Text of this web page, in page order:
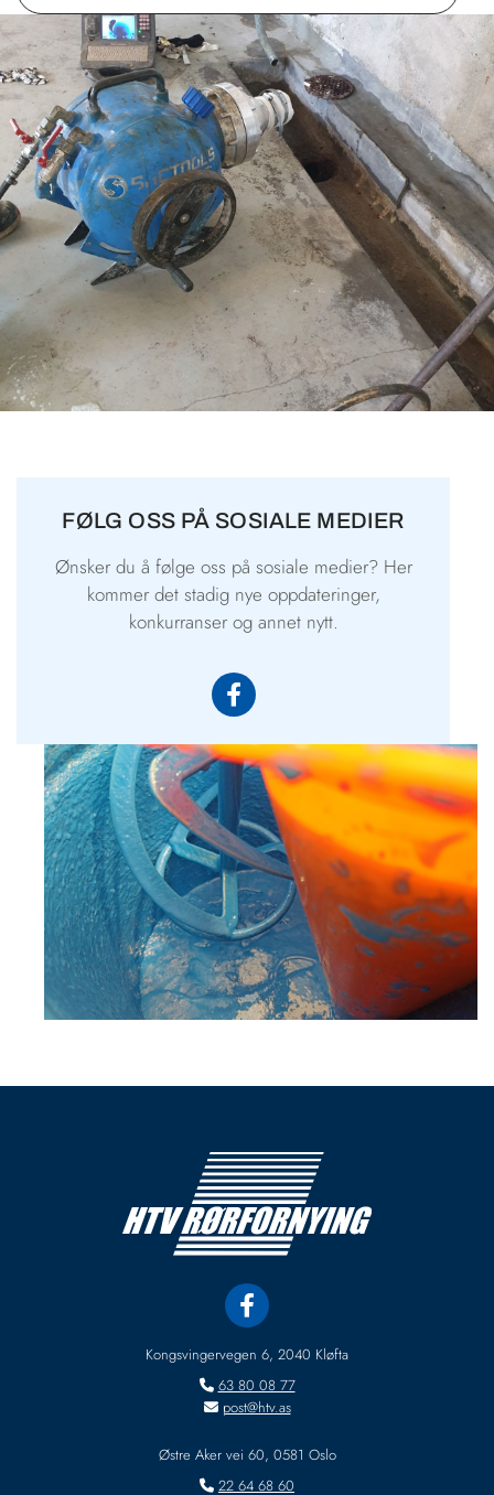
FØLG OSS PÅ SOSIALE MEDIER
Ønsker du å følge oss på sosiale medier? Her
kommer det stadig nye oppdateringer,
konkurranser og annet nytt.
Kongsvingervegen 6, 2040 Kløfta
 63 80 08 77
 post@htv.as
Østre Aker vei 60, 0581 Oslo
 22 64 68 60